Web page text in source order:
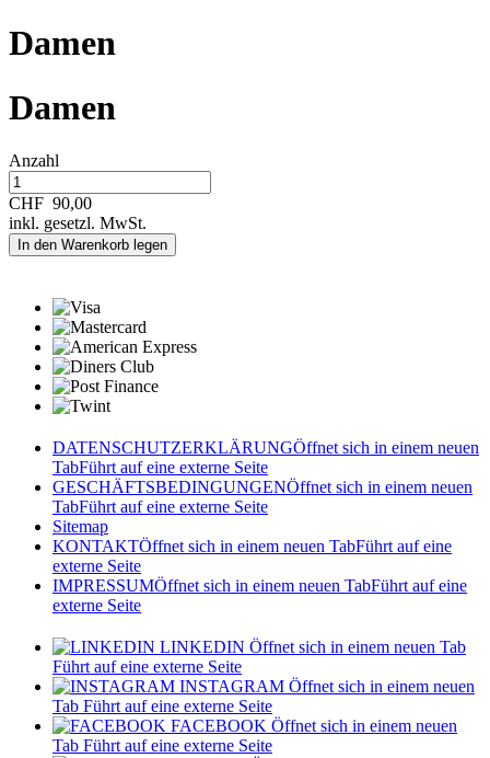
Damen
Damen
Anzahl
CHF 90,00
inkl. gesetzl. MwSt.
In den Warenkorb legen
DATENSCHUTZERKLÄRUNGÖffnet sich in einem neuen
TabFührt auf eine externe Seite
GESCHÄFTSBEDINGUNGENÖffnet sich in einem neuen
TabFührt auf eine externe Seite
Sitemap
KONTAKTÖffnet sich in einem neuen TabFührt auf eine
externe Seite
IMPRESSUMÖffnet sich in einem neuen TabFührt auf eine
externe Seite
LINKEDIN Öffnet sich in einem neuen Tab
Führt auf eine externe Seite
INSTAGRAM Öffnet sich in einem neuen
Tab Führt auf eine externe Seite
FACEBOOK Öffnet sich in einem neuen
Tab Führt auf eine externe Seite